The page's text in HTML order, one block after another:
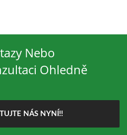
Nebo
Ohledně
NÁS NYNÍ!!